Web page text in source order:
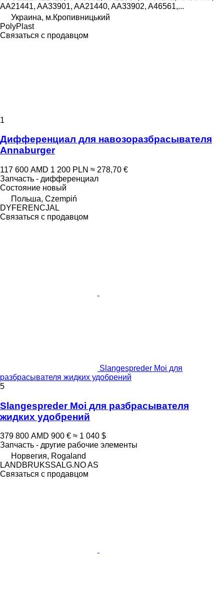
AA21441, AA33901, AA21440, AA33902, A46561,...
Украина, м.Кропивницький
PolyPlast
Связаться с продавцом
1
Дифференциал для навозоразбрасывателя
Annaburger
117 600 AMD 1 200 PLN ≈ 278,70 €
Запчасть - дифференциал
Состояние новый
Польша, Czempiń
DYFERENCJAL
Связаться с продавцом
Slangespreder Moi для
разбрасывателя жидких удобрений
5
Slangespreder Moi для разбрасывателя
жидких удобрений
379 800 AMD 900 € ≈ 1 040 $
Запчасть - другие рабочие элементы
Норвегия, Rogaland
LANDBRUKSSALG.NO AS
Связаться с продавцом